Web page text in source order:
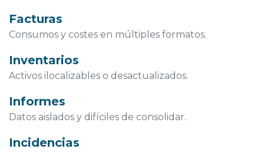
Facturas
Consumos y costes en múltiples formatos.
Inventarios
Activos ilocalizables o desactualizados.
Informes
Datos aislados y difíciles de consolidar.
Incidencias